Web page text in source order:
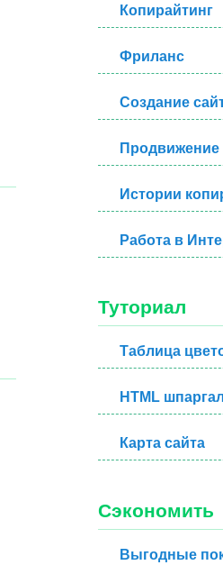
Копирайтинг
Фриланс
Создание
Продвижение
Истории
Работа в
Туториал
Таблица
HTML
Карта сайта
Сэкономить
Выгодные